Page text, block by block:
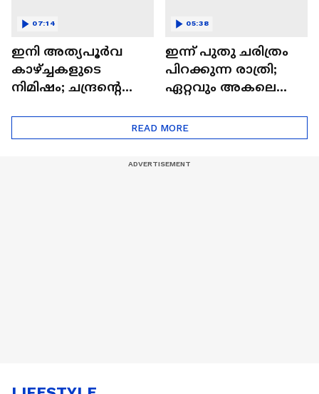
ഇനി അത്യപൂര്‍വ
കാഴ്ച്ചകളുടെ
നിമിഷം; ചന്ദ്രന്റെ
ഒറിയോണിന്റെ യാത്ര
ആരംഭിച്ചു
07:14
ഇന്ന് പുതു ചരിത്രം
പിറക്കുന്ന രാത്രി;
ഏറ്റവും അകലെ
05:38
READ MORE